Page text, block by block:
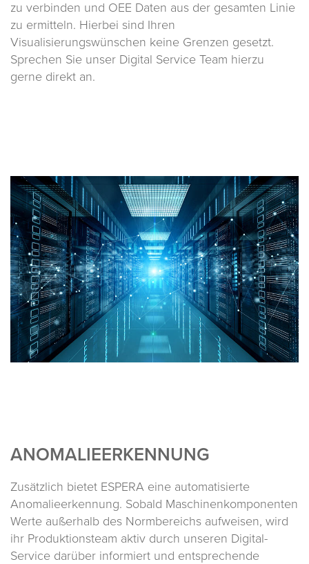
zu verbinden und OEE Daten aus der gesamten Linie
zu ermitteln. Hierbei sind Ihren
Visualisierungswünschen keine Grenzen gesetzt.
Sprechen Sie unser Digital Service Team hierzu
gerne direkt an.
ANOMALIE­ERKENNUNG
Zusätzlich bietet ESPERA eine automatisierte
Anomalieerkennung. Sobald Maschinenkomponenten
Werte außerhalb des Normbereichs aufweisen, wird
ihr Produktionsteam aktiv durch unseren Digital-
Service darüber informiert und entsprechende